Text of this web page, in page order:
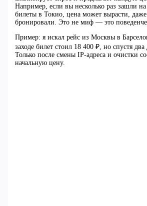
Например, если вы несколько раз зашли
билеты в Токио, цена может вырасти,
бронировали. Это не миф — это
Пример: я искал рейс из Москвы в
заходе билет стоил 18 400 ₽, но спустя
Только после смены IP-адреса и очистки
начальную цену.